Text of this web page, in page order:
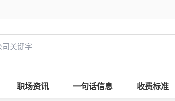
职场资讯 一句话信息 收费标准